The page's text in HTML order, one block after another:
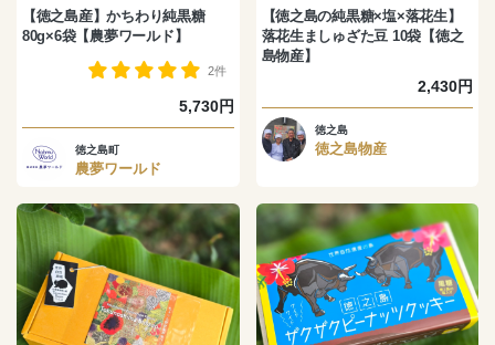
【徳之島産】かちわり純黒糖
80g×6袋【農夢ワールド】
2件
5,730円
徳之島町
農夢ワールド
【徳之島の純黒糖×塩×落花生】
落花生ましゅざた豆 10袋【徳之
島物産】
2,430円
徳之島
徳之島物産